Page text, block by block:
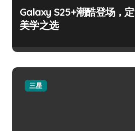
Galaxy S25+潮酷登场，
美学之选
三星